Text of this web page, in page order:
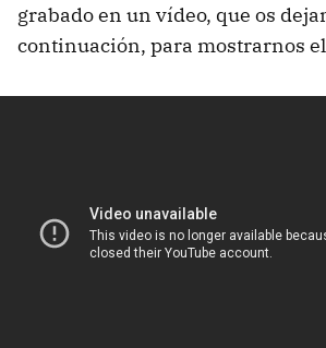
grabado en un vídeo, que os
continuación, para mostrarnos